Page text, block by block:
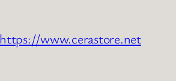
https://www.cerastore.net